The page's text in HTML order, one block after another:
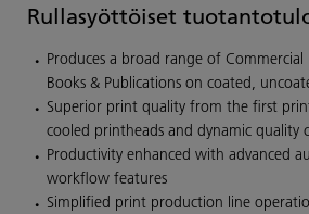
Rullasyöttöiset
Produces a broad range of
Books & Publications on coated,
Superior print quality from the first
cooled printheads and dynamic quality
Productivity enhanced with advanced
workflow features
Simplified print production line